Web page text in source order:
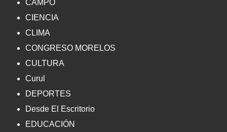
CAMPO
CIENCIA
CLIMA
CONGRESO MORELOS
CULTURA
Curul
DEPORTES
Desde El Escritorio
EDUCACIÓN